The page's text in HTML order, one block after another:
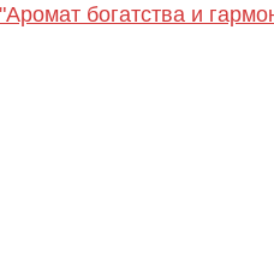
богатства и